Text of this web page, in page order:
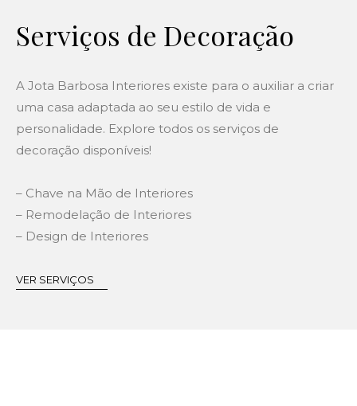
Serviços de Decoração
A Jota Barbosa Interiores existe para o auxiliar a criar
uma casa adaptada ao seu estilo de vida e
personalidade. Explore todos os serviços de
decoração disponíveis!
– Chave na Mão de Interiores
– Remodelação de Interiores
– Design de Interiores
VER SERVIÇOS